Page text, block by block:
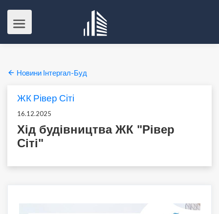
Новини Інтергал-Буд
ЖК Рівер Сіті
16.12.2025
Хід будівництва ЖК "Рівер
Сіті"